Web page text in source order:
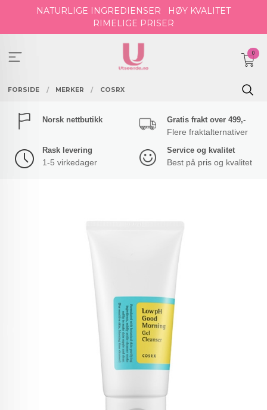
NATURLIGE INGREDIENSER
HØY KVALITET
RIMELIGE PRISER
0
FORSIDE MERKER COSRX
Norsk nettbutikk Gratis frakt over 499,-
Flere fraktalternativer
Rask levering
1-5 virkedager
Service og kvalitet
Best på pris og kvalitet